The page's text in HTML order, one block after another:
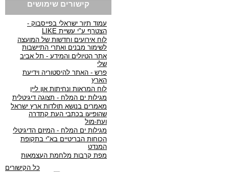
קישורים שימושים
עמוד תיור ישראלי בפייסבוק -
הצטרף ע"י עשיית LIKE
לוח אירועים וחדשות של המועצה
לשימור מבנים ואתרי התיישבות
אתר הטיולים והמידע - תל אביב
שלי
פרש - האתר להיסטוריה וידיעת
הארץ
לוח המראות ונחיתות און ליין
מגילות ים המלח - תצוגה דיגיטלית
מאמרים בנושא תולדות ארץ ישראל
שהופיעו בכתבי העת קתדרה
ועת-מול
מגילות ים המלח - המיזם הדיגיטלי
הכוחות הבריטיים בא"י בתקופת
המנדט
מפת קרבות מלחמת העצמאות
כל הקישורים